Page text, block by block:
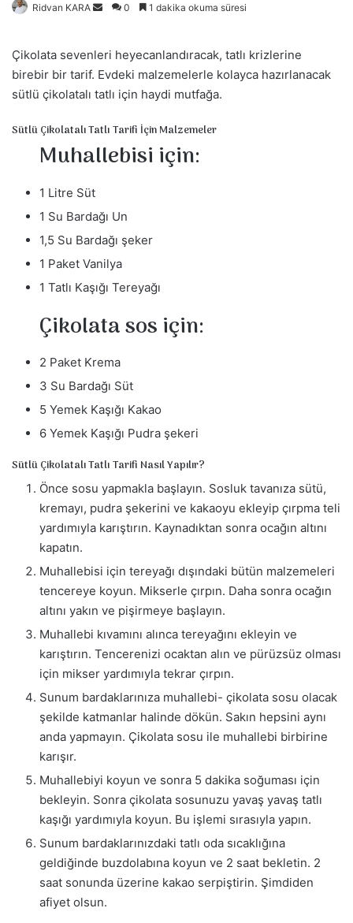
Ridvan KARA
p
t
ö
r
e
0 1 dakika okuma süresi
Çikolata sevenleri heyecanlandıracak, tatlı krizlerine
birebir bir tarif. Evdeki malzemelerle kolayca hazırlanacak
sütlü çikolatalı tatlı için haydi mutfağa.
Sütlü Çikolatalı Tatlı Tarifi İçin Malzemeler
Muhallebisi için:
1 Litre Süt
1 Su Bardağı Un
1,5 Su Bardağı şeker
1 Paket Vanilya
1 Tatlı Kaşığı Tereyağı
Çikolata sos için:
2 Paket Krema
3 Su Bardağı Süt
5 Yemek Kaşığı Kakao
6 Yemek Kaşığı Pudra şekeri
Sütlü Çikolatalı Tatlı Tarifi Nasıl Yapılır?
Önce sosu yapmakla başlayın. Sosluk tavanıza sütü,
kremayı, pudra şekerini ve kakaoyu ekleyip çırpma teli
yardımıyla karıştırın. Kaynadıktan sonra ocağın altını
kapatın.
Muhallebisi için tereyağı dışındaki bütün malzemeleri
tencereye koyun. Mikserle çırpın. Daha sonra ocağın
altını yakın ve pişirmeye başlayın.
Muhallebi kıvamını alınca tereyağını ekleyin ve
karıştırın. Tencerenizi ocaktan alın ve pürüzsüz olması
için mikser yardımıyla tekrar çırpın.
Sunum bardaklarınıza muhallebi- çikolata sosu olacak
şekilde katmanlar halinde dökün. Sakın hepsini aynı
anda yapmayın. Çikolata sosu ile muhallebi birbirine
karışır.
Muhallebiyi koyun ve sonra 5 dakika soğuması için
bekleyin. Sonra çikolata sosunuzu yavaş yavaş tatlı
kaşığı yardımıyla koyun. Bu işlemi sırasıyla yapın.
Sunum bardaklarınızdaki tatlı oda sıcaklığına
geldiğinde buzdolabına koyun ve 2 saat bekletin. 2
saat sonunda üzerine kakao serpiştirin. Şimdiden
afiyet olsun.